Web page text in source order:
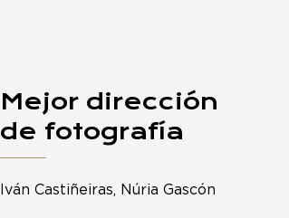
Mejor dirección
de fotografía
Iván Castiñeiras, Núria Gascón